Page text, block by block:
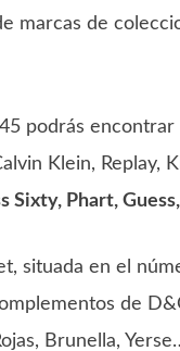
marcas de
podrás
Klein, Replay,
Sixty, Phart,
situada en el
de
Brunella,